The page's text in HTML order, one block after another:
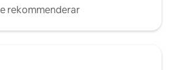
rekommenderar